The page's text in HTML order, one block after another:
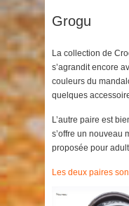
Grogu
La collection de
s’agrandit encore
couleurs du
quelques
L’autre paire est
s’offre un nouveau
proposée pour
Les deux paires